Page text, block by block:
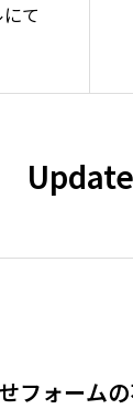
て
フォーム